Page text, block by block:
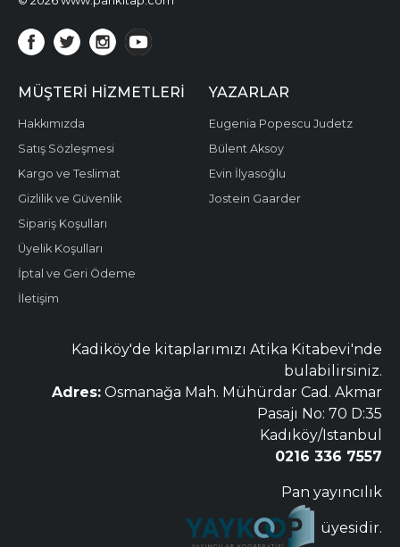
MÜŞTERI HIZMETLERI
Hakkımızda
Satış Sözleşmesi
Kargo ve Teslimat
Gizlilik ve Güvenlik
Sipariş Koşulları
Üyelik Koşulları
İptal ve Geri Ödeme
İletişim
YAZARLAR
Eugenia Popescu Judetz
Bülent Aksoy
Evin İlyasoğlu
Jostein Gaarder
Kadiköy'de kitaplarımızı Atika Kitabevi'nde
bulabilirsiniz.
Adres: Osmanağa Mah. Mühürdar Cad. Akmar
Pasajı No: 70 D:35
Kadıköy/Istanbul
0216 336 7557
Pan yayıncılık
üyesidir.